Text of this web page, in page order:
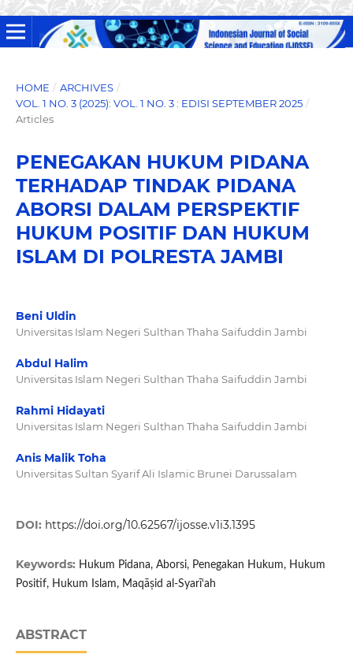
HOME / ARCHIVES /
VOL. 1 NO. 3 (2025): VOL. 1 NO. 3 : EDISI SEPTEMBER 2025 /
Articles
PENEGAKAN HUKUM PIDANA
TERHADAP TINDAK PIDANA
ABORSI DALAM PERSPEKTIF
HUKUM POSITIF DAN HUKUM
ISLAM DI POLRESTA JAMBI
Beni Uldin
Universitas Islam Negeri Sulthan Thaha Saifuddin Jambi
Abdul Halim
Universitas Islam Negeri Sulthan Thaha Saifuddin Jambi
Rahmi Hidayati
Universitas Islam Negeri Sulthan Thaha Saifuddin Jambi
Anis Malik Toha
Universitas Sultan Syarif Ali Islamic Brunei Darussalam
DOI: https://doi.org/10.62567/ijosse.v1i3.1395
Keywords: Hukum Pidana, Aborsi, Penegakan Hukum, Hukum
Positif, Hukum Islam, Maqāṣid al-Syarī‘ah
ABSTRACT